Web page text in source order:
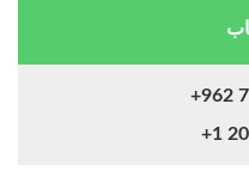
+962
+1